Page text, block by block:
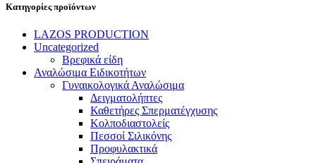
Κατηγορίες προϊόντων
LAZOS PRODUCTION
Uncategorized
Βρεφικά είδη
Αναλώσιμα Ειδικοτήτων
Γυναικολογικά Αναλώσιμα
Δειγματολήπτες
Καθετήρες Σπερματέγχυσης
Κολποδιαστολείς
Πεσσοί Σιλικόνης
Προφυλακτικά